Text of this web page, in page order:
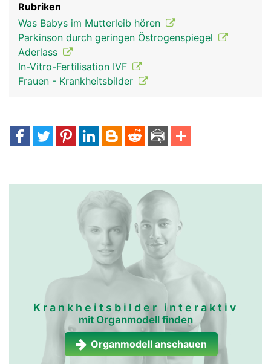
Rubriken
Was Babys im Mutterleib hören
Parkinson durch geringen Östrogenspiegel
Aderlass
In-Vitro-Fertilisation IVF
Frauen - Krankheitsbilder
Krankheitsbilder interaktiv
mit Organmodell finden
Organmodell anschauen